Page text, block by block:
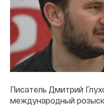
Писатель Дмитрий
международный